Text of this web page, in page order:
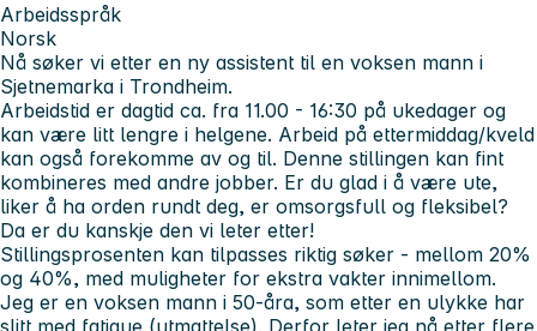
Arbeidsspråk
Norsk
Nå søker vi etter en ny assistent til en voksen mann i
Sjetnemarka i Trondheim.
Arbeidstid er dagtid ca. fra 11.00 - 16:30 på ukedager og
kan være litt lengre i helgene. Arbeid på ettermiddag/kveld
kan også forekomme av og til. Denne stillingen kan fint
kombineres med andre jobber. Er du glad i å være ute,
liker å ha orden rundt deg, er omsorgsfull og fleksibel?
Da er du kanskje den vi leter etter!
Stillingsprosenten kan tilpasses riktig søker - mellom 20%
og 40%, med muligheter for ekstra vakter innimellom.
Jeg er en voksen mann i 50-åra, som etter en ulykke har
slitt med fatigue (utmattelse). Derfor leter jeg nå etter flere